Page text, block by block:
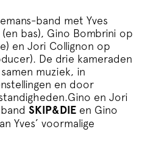
band met Yves
bas), Gino Bombrini op
en Jori Collignon op
De drie kameraden
muziek, in
en door
en Jori
SKIP&DIE en Gino
Yves’ voormalige